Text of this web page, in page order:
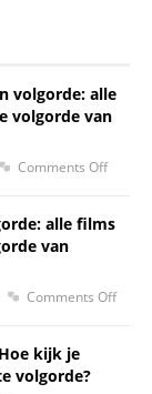
volgorde: alle
volgorde van
Comments Off
alle films
van
Comments Off
kijk je
volgorde?